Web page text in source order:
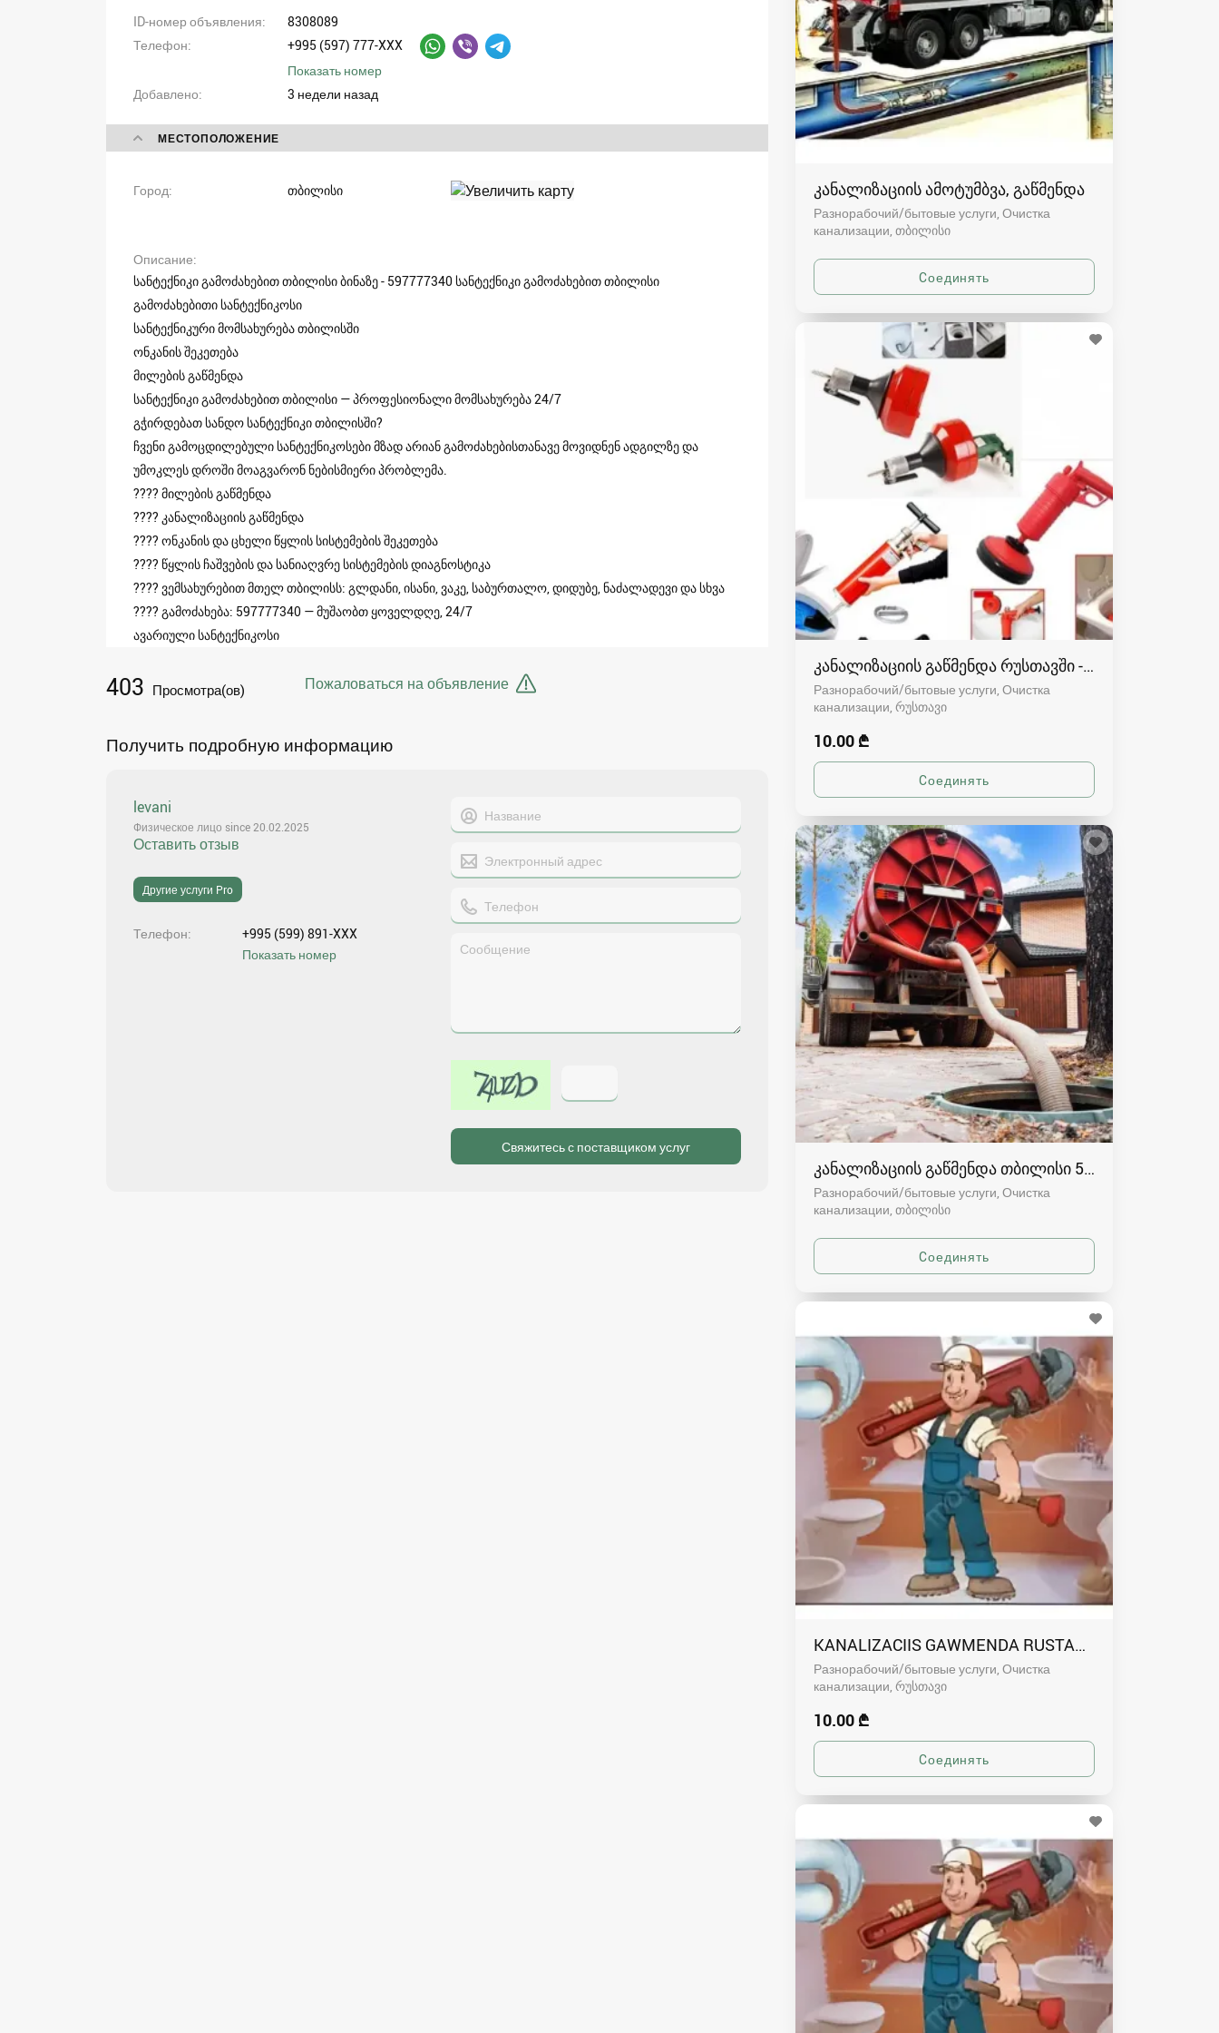
კანალიზაციის ამოტუმბვა, გაწმენდა
Разнорабочий/бытовые услуги, Очистка
канализации თბილისი
კანალიზაციის გაწმენდა რუსთავში - 591004680
Разнорабочий/бытовые услуги, Очистка
канализации რუსთავი
10.00 ₾
კანალიზაციის გაწმენდა თბილისი 557554000
Разнорабочий/бытовые услуги, Очистка
канализации თბილისი
KANALIZACIIS GAWMENDA RUSTAVSHI - 591004680
Разнорабочий/бытовые услуги, Очистка
канализации რუსთავი
10.00 ₾
ID-номер объявления
8308089
Телефон
+995 (597) 777-XXX
Показать номер
Добавлено
3 недели назад
МЕСТОПОЛОЖЕНИЕ
Город თბილისი
Описание
სანტექნიკი გამოძახებით თბილისი ბინაზე - 597777340 სანტექნიკი გამოძახებით თბილისი
გამოძახებითი სანტექნიკოსი
სანტექნიკური მომსახურება თბილისში
ონკანის შეკეთება
მილების გაწმენდა
სანტექნიკი გამოძახებით თბილისი — პროფესიონალი მომსახურება 24/7
გჭირდებათ სანდო სანტექნიკი თბილისში?
ჩვენი გამოცდილებული სანტექნიკოსები მზად არიან გამოძახებისთანავე მოვიდნენ ადგილზე და
უმოკლეს დროში მოაგვარონ ნებისმიერი პრობლემა.
???? მილების გაწმენდა
???? კანალიზაციის გაწმენდა
???? ონკანის და ცხელი წყლის სისტემების შეკეთება
???? წყლის ჩაშვების და სანიაღვრე სისტემების დიაგნოსტიკა
???? ვემსახურებით მთელ თბილისს: გლდანი, ისანი, ვაკე, საბურთალო, დიდუბე, ნაძალადევი და სხვა
???? გამოძახება: 597777340 — მუშაობთ ყოველდღე, 24/7
ავარიული სანტექნიკოსი
Пожаловаться на объявление
403 Просмотра(ов)
Получить подробную информацию
levani
Физическое лицо since 20.02.2025
Оставить отзыв
Другие услуги Pro
Телефон
+995 (599) 891-XXX
Показать номер